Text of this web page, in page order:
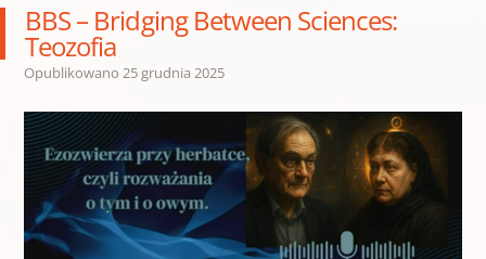
BBS – Bridging Between Sciences:
Teozofia
Opublikowano 25 grudnia 2025